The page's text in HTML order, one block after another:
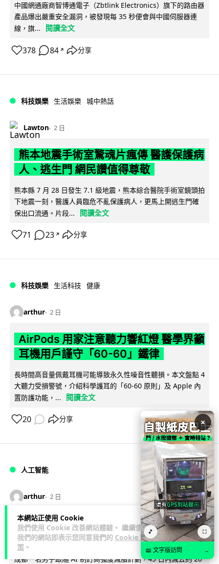
本網站正使用 Cookie
我們使用 Cookie 改善網站體驗。 繼續使用
我們的網站即表示您同意我們的 Cookie 政
策 。
中國網通廠商智博通電子（Zbtlink Electronics）旗下的路由器
產品爆出嚴重安全漏洞，被發現每 35 秒便會與中國伺服器連
線，旗...
閱讀全文
378 84 ↗ 分享
科技娛樂 生活娛樂 城中熱話
Lawton 2 日
熊本地震手術室驚魂片瘋傳 醫護保護病
人、逃生門 網民讚值得尊敬
熊本縣 7 月 28 日發生 7.1 級地震，熊本綜合醫院手術室鏡頭拍
下地震一刻，醫護人員臨危不亂保護病人，更馬上開逃生門確
保出口流通。片段...
閱讀全文
71 23 ↗ 分享
科技娛樂 生活科技 健康
arthur 2 日
AirPods 用家注意聽力響紅燈 醫學界籲
耳機用戶謹守「60-60」鐵律
長時間高音量佩戴耳機可能導致永久性噪音性聽損。本文盤點 4
大聽力受損警號，介紹科學護耳的「60-60 原則」及 Apple 內
置防護功能，...
閱讀全文
20 分享
人工智能
arthur 2 日
AI 減肥餐單配合高強度操練 成都男
45 日減 20 公斤後多器官衰竭
成都一名男子跟隨 AI 制訂高強度減脂計劃，45 日內減去約 20
×
🎵 ⛶
📖 文字版訪問 →